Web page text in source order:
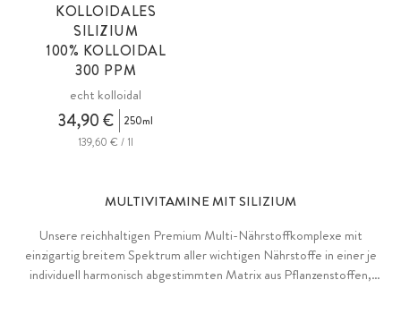
KOLLOIDALES
SILIZIUM
100% KOLLOIDAL
300 PPM
echt kolloidal
34,90 €
250ml
139,60 € / 1l
MULTIVITAMINE MIT SILIZIUM
Unsere reichhaltigen Premium Multi-Nährstoffkomplexe mit
einzigartig breitem Spektrum aller wichtigen Nährstoffe in einer je
individuell harmonisch abgestimmten Matrix aus Pflanzenstoffen,